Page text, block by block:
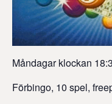
Måndagar klockan
Förbingo, 10 spel,